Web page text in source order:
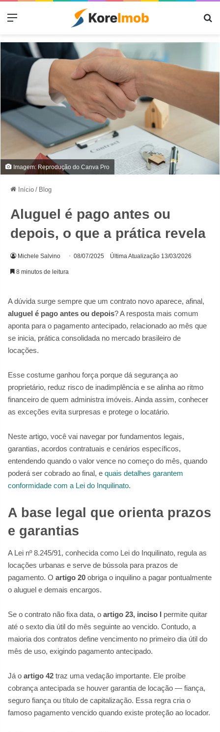
Menu
Imagem: Reprodução do Canva Pro
Início / Blog
Aluguel é pago antes ou
depois, o que a prática revela
Michele Salvino 08/07/2025 Última Atualização 13/03/2026
8 minutos de leitura
A dúvida surge sempre que um contrato novo aparece, afinal,
aluguel é pago antes ou depois? A resposta mais comum
aponta para o pagamento antecipado, relacionado ao mês que
se inicia, prática consolidada no mercado brasileiro de
locações.
Esse costume ganhou força porque dá segurança ao
proprietário, reduz risco de inadimplência e se alinha ao ritmo
financeiro de quem administra imóveis. Ainda assim, conhecer
as exceções evita surpresas e protege o locatário.
Neste artigo, você vai navegar por fundamentos legais,
garantias, acordos contratuais e cenários específicos,
entendendo quando o valor vence no começo do mês, quando
poderá ser cobrado ao final, e quais detalhes garantem
conformidade com a Lei do Inquilinato.
A base legal que orienta prazos
e garantias
A Lei nº 8.245/91, conhecida como Lei do Inquilinato, regula as
locações urbanas e serve de bússola para prazos de
pagamento. O artigo 20 obriga o inquilino a pagar pontualmente
o aluguel e demais encargos.
Se o contrato não fixa data, o artigo 23, inciso I permite quitar
até o sexto dia útil do mês seguinte ao vencido. Contudo, a
maioria dos contratos define vencimento no primeiro dia útil do
mês de uso, exigindo pagamento antecipado.
Já o artigo 42 traz uma vedação importante. Ele proíbe
cobrança antecipada se houver garantia de locação — fiança,
seguro fiança ou título de capitalização. Essa regra cria o
famoso pagamento vencido quando existe proteção ao locador.